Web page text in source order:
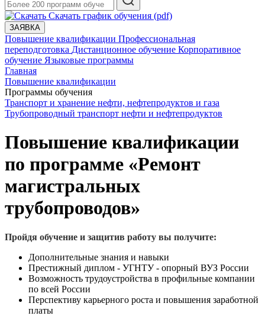
Скачать график обучения (pdf)
ЗАЯВКА
Повышение квалификации Профессиональная
переподготовка Дистанционное обучение Корпоративное
обучение Языковые программы
Главная
Повышение квалификации
Программы обучения
Транспорт и хранение нефти, нефтепродуктов и газа
Трубопроводный транспорт нефти и нефтепродуктов
Повышение квалификации
по программе «Ремонт
магистральных
трубопроводов»
Пройдя обучение и защитив работу вы получите:
Дополнительные знания и навыки
Престижный диплом - УГНТУ - опорный ВУЗ России
Возможность трудоустройства в профильные компании
по всей России
Перспективу карьерного роста и повышения заработной
платы